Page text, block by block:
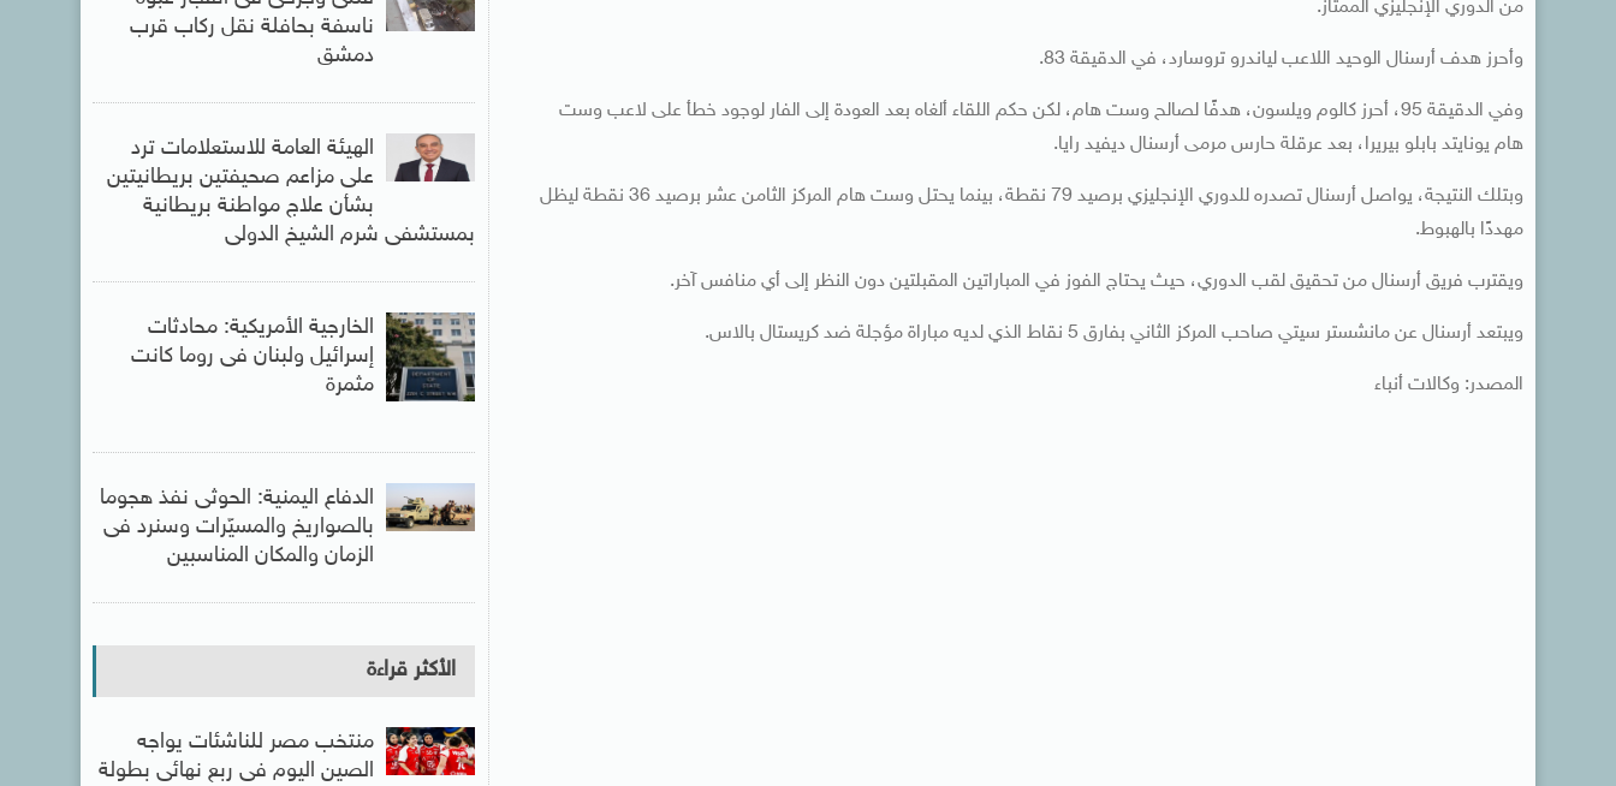
من الدوري الإنجليزي الممتاز.
وأحرز هدف أرسنال الوحيد اللاعب لياندرو تروسارد، في الدقيقة 83.
وفي الدقيقة 95، أحرز كالوم ويلسون، هدفًا لصالح وست هام، لكن حكم اللقاء ألغاه بعد العودة إلى الفار لوجود خطأ على لاعب وست
هام يونايتد بابلو بيريرا، بعد عرقلة حارس مرمى أرسنال ديفيد رايا.
وبتلك النتيجة، يواصل أرسنال تصدره للدوري الإنجليزي برصيد 79 نقطة، بينما يحتل وست هام المركز الثامن عشر برصيد 36 نقطة ليظل
مهددًا بالهبوط.
ويقترب فريق أرسنال من تحقيق لقب الدوري، حيث يحتاج الفوز في المباراتين المقبلتين دون النظر إلى أي منافس آخر.
ويبتعد أرسنال عن مانشستر سيتي صاحب المركز الثاني بفارق 5 نقاط الذي لديه مباراة مؤجلة ضد كريستال بالاس.
المصدر: وكالات أنباء
ناسفة بحافلة نقل ركاب قرب
دمشق
الهيئة العامة للاستعلامات ترد
على مزاعم صحيفتين بريطانيتين
بشأن علاج مواطنة بريطانية
بمستشفى شرم الشيخ الدولى
الخارجية الأمريكية: محادثات
إسرائيل ولبنان فى روما كانت
مثمرة
الدفاع اليمنية: الحوثى نفذ هجوما
بالصواريخ والمسيّرات وسنرد فى
الزمان والمكان المناسبين
الأكثر قراءة
منتخب مصر للناشئات يواجه
الصين اليوم فى ربع نهائى بطولة